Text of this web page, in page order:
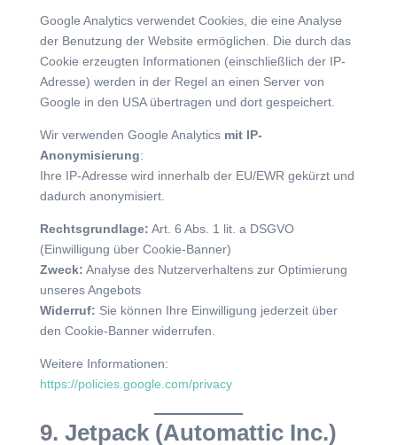
Google Analytics verwendet Cookies, die eine Analyse
der Benutzung der Website ermöglichen. Die durch das
Cookie erzeugten Informationen (einschließlich der IP-
Adresse) werden in der Regel an einen Server von
Google in den USA übertragen und dort gespeichert.
Wir verwenden Google Analytics mit IP-
Anonymisierung:
Ihre IP-Adresse wird innerhalb der EU/EWR gekürzt und
dadurch anonymisiert.
Rechtsgrundlage: Art. 6 Abs. 1 lit. a DSGVO
(Einwilligung über Cookie-Banner)
Zweck: Analyse des Nutzerverhaltens zur Optimierung
unseres Angebots
Widerruf: Sie können Ihre Einwilligung jederzeit über
den Cookie-Banner widerrufen.
Weitere Informationen:
https://policies.google.com/privacy
9. Jetpack (Automattic Inc.)